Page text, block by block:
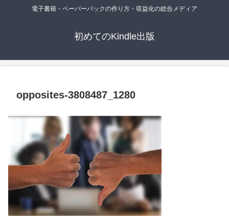
電子書籍・ペーパーバックの作り方・収益化の総合メディア
初めてのKindle出版
opposites-3808487_1280